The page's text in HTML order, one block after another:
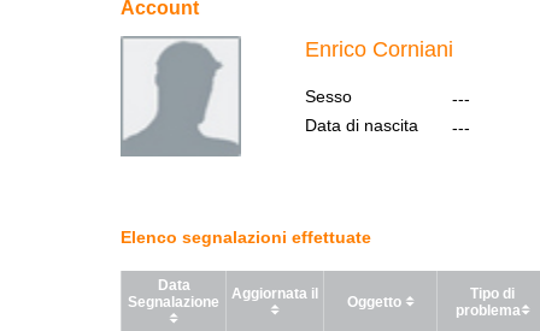
Account
Enrico Corniani
Sesso
---
Data di nascita
---
Elenco segnalazioni effettuate
Data
Segnalazione
Aggiornata il Oggetto
Tipo di
problema